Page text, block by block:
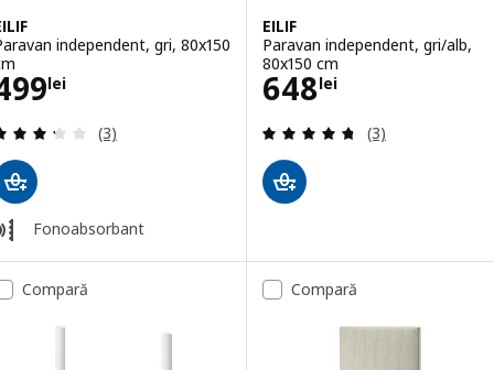
independent, gri, 80x150
lei
499lei
Evaluare: 3.3 din 5 stele. Total recenzii:
(3)
Fonoabsorbant
EILIF
Paravan independent, gri/alb,
80x150 cm
648lei
Preţ 648lei
Evaluare: 4.7
(3)
Compară Compară